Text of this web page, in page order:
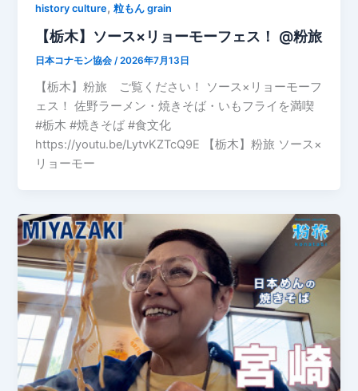
history culture,粒もん grain
【栃木】ソース×リョーモーフェス！ @粉旅
日本コナモン協会 /2026年7月13日
【栃木】粉旅 ご覧ください！ ソース×リョーモーフ
ェス！ 佐野ラーメン・焼きそば・いもフライを満喫
#栃木 #焼きそば #食文化
https://youtu.be/LytvKZTcQ9E 【栃木】粉旅 ソース×
リョーモー